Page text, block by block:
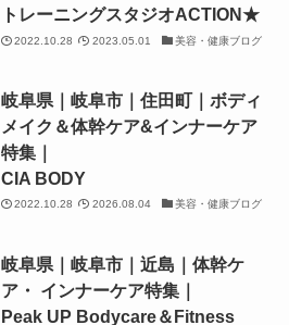
トレーニングスタジオACTION★
2022.10.28 2023.05.01 美容・健康ブログ
岐阜県｜岐阜市｜住田町｜ボディ
メイク＆体幹ケア&インナーケア
特集｜
CIA BODY
2022.10.28 2026.08.04 美容・健康ブログ
岐阜県｜岐阜市｜近島｜体幹ケ
ア・ インナーケア特集｜
Peak UP Bodycare＆Fitness